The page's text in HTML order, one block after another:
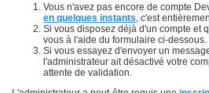
Vous n'avez pas encore de compte
en quelques instants , c'est
Si vous disposez déjà d'un compte et
vous à l'aide du formulaire ci-dessous.
Si vous essayez d'envoyer un
l'administrateur ait désactivé votre
attente de validation.